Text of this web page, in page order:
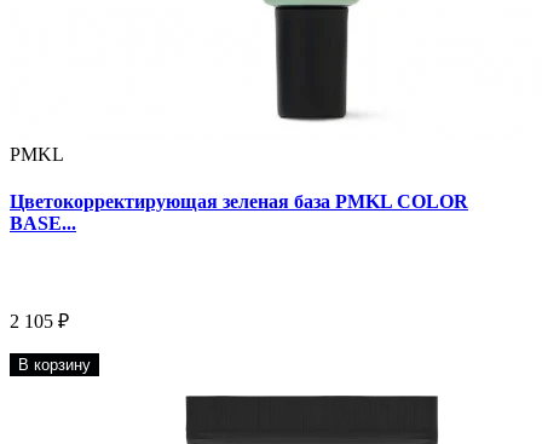
PMKL
Цветокорректирующая зеленая база PMKL COLOR
BASE...
2 105 ₽
В корзину